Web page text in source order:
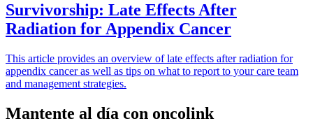
Survivorship: Late Effects After
Radiation for Appendix Cancer
This article provides an overview of late effects after radiation for
appendix cancer as well as tips on what to report to your care team
and management strategies.
Mantente al día con oncolink